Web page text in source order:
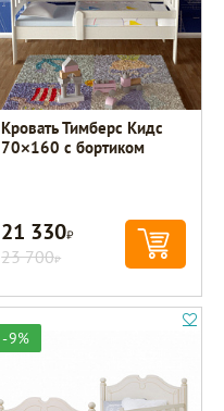
Кровать Тимберс Кидс
70×160 с бортиком
21 330Р
23 700Р
-9%